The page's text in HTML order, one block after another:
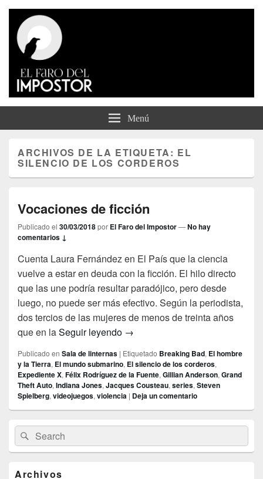
El Faro del Impostor
Menú
ARCHIVOS DE LA ETIQUETA: EL
SILENCIO DE LOS CORDEROS
Vocaciones de ficción
Publicado el 30/03/2018por El Faro del Impostor—No hay
comentarios ↓
Cuenta Laura Fernández en El País que la ciencia
vuelve a estar en deuda con la ficción. El hilo directo
que las une podría resultar paradójico, pero desde
luego, no puede ser más efectivo. Según la periodista,
dos tercios de las mujeres de menos de treinta años
que en laSeguir leyendo Vocaciones de ficción
→
Publicado en Sala de linternas | Etiquetado Breaking Bad, El hombre
y la Tierra, El mundo submarino, El silencio de los corderos,
Expediente X, Félix Rodríguez de la Fuente, Gillian Anderson, Grand
Theft Auto, Indiana Jones, Jacques Cousteau, series, Steven
Spielberg, videojuegos, violencia | Deja un comentario
área
de
widget
Buscar
por:
Buscar
Archivos